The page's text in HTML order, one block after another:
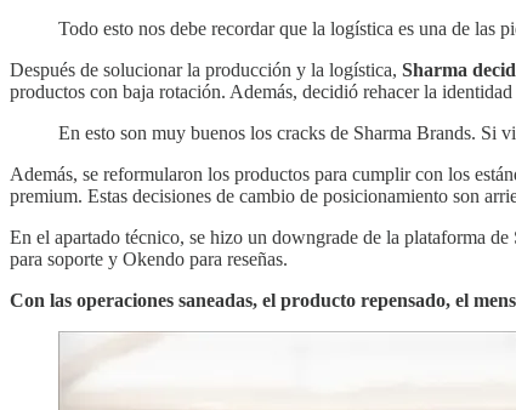
Todo esto nos debe recordar que la logística es una de las
Después de solucionar la producción y la logística, Sharma
productos con baja rotación. Además, decidió rehacer la
En esto son muy buenos los cracks de Sharma Brands. Si
Además, se reformularon los productos para cumplir con los
premium. Estas decisiones de cambio de posicionamiento son
En el apartado técnico, se hizo un downgrade de la plataforma
para soporte y Okendo para reseñas.
Con las operaciones saneadas, el producto repensado, el